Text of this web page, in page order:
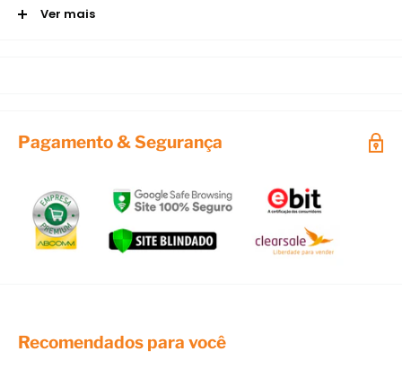
artesanais.
melhores preços do mercado!
oficial noFacebook e veja gratuitamente aulas e dicas de
artesanato. Você quer ser um empreendedor profissional?
Não deixe de acompanhar nossos canais!
Ver mais
Pagamento & Segurança
Recomendados para você